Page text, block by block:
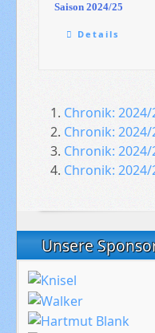
Unsere
Saison 2024/25
Details
Chronik: 2024/
Chronik: 2024/
Chronik:
Chronik: 2024/